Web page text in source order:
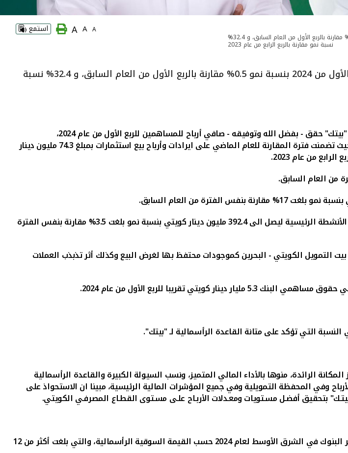
"بيتك" يحقق صافي أرباح للمساهمين قدرها 162.8 مليون دينار كويتي للربع الأول من 2024 بنسبة نمو 0.5% مقارنة بالربع الأول من العام السابق، و 32.4%
نسبة نمو مقارنة بالربع الرابع من عام 2023
A
A
A استمع
"بيتك" يحقق صافي أرباح للمساهمين قدرها 162.8 مليون دينار كويتي للربع الأول من 2024 بنسبة نمو 0.5% مقارنة بالربع الأول من العام السابق، و 32.4% نسبة
"بيتك" حقق - بفضل الله وتوفيقه- صافي أرباح للمساهمين للربع الأول من عام 2024 ،
تضمنتفترة المقارنة للعام الماضي على ايراداتوأرباح بيع استثمارات بمبلغ مليوندينار
من عام 2023.
من العام السابق.
بنسبة نمو بلغت17% مقارنة بنفس الفترة من العام السابق.
ليصل الى 392.4 مليون دينار كويتي بنسبة نمو بلغت 3.5% مقارنة بنفس الفترة
بيت التمويل الكويتي - البحرين كموجودات محتفظ بها لغرض البيع وكذلك أثر تذبذب العملات
حقوق مساهمي البنك 5.3 مليار دينار كويتي تقريبا للربع الأول من عام 2024.
التي تؤكد على متانة القاعدة الرأسمالية لـ "بيتك".
الرائدة، منوها بالأداء المالي المتميز، ونسب السيولة الكبيرة والقاعدة الرأسمالية
وفي المحفظة التمويلية وفي جميع المؤشرات المالية الرئيسية،مبينا ان الاستحواذ على
بتحقيق أفضـل مسـتويات ومعـدلات الأربـاح علـى مسـتوى القطـاع المصرفـي الكويتي.
ونوّه المرزوق بأن "بيتك" جاء في المركز الأول في الكويت والرابع إقليميا ضمن قائمة أكبر البنوك في الشرق الأوسط لعام 2024 حسب القيمة السوقية الرأسمالية، والتي بلغت أكثر من 12